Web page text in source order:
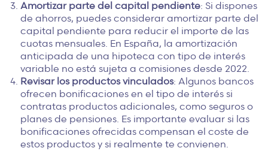
Amortizar parte del capital pendiente: Si dispones
de ahorros, puedes considerar amortizar parte del
capital pendiente para reducir el importe de las
cuotas mensuales. En España, la amortización
anticipada de una hipoteca con tipo de interés
variable no está sujeta a comisiones desde 2022.
Revisar los productos vinculados: Algunos bancos
ofrecen bonificaciones en el tipo de interés si
contratas productos adicionales, como seguros o
planes de pensiones. Es importante evaluar si las
bonificaciones ofrecidas compensan el coste de
estos productos y si realmente te convienen.